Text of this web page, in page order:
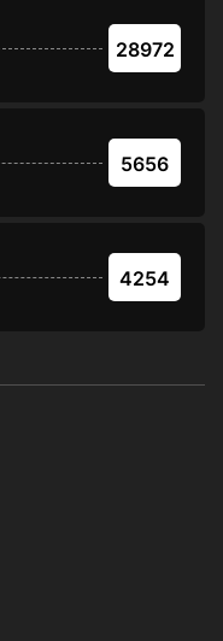
28972
5656
4254